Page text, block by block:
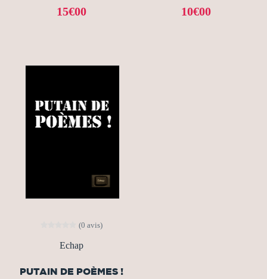
15€00 10€00
(0 avis)
Echap
PUTAIN DE POÈMES !